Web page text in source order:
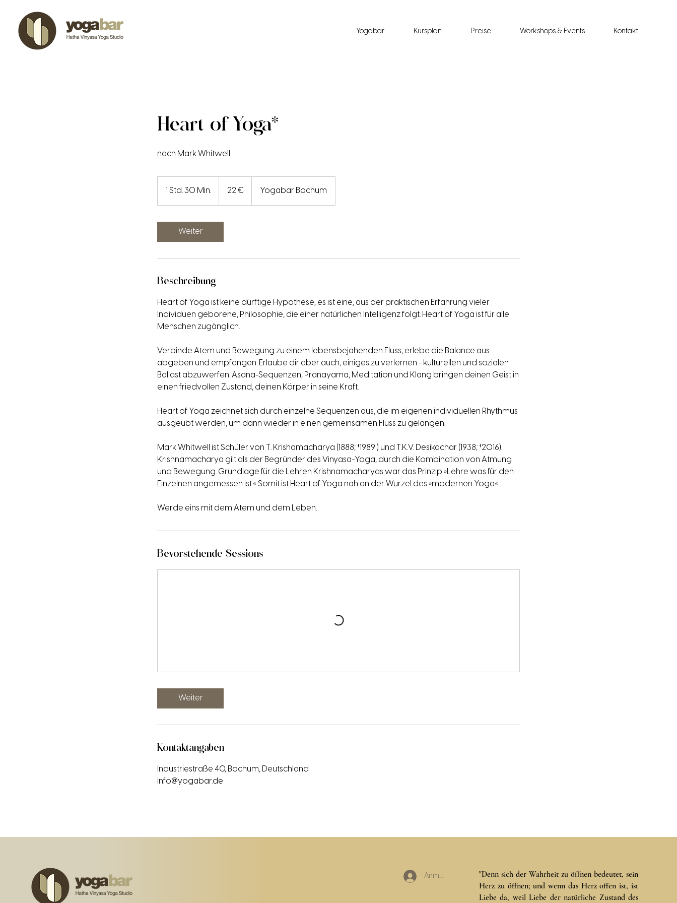
Yogabar Kursplan Preise Workshops & Events Kontakt
Heart of Yoga*
nach Mark Whitwell
1 Std. 30 Min.
n
.
22 € Yogabar Bochum
Weiter
Beschreibung
Heart of Yoga ist keine dürftige Hypothese, es ist eine, aus der praktischen Erfahrung vieler
Individuen geborene, Philosophie, die einer natürlichen Intelligenz folgt. Heart of Yoga ist für alle
Menschen zugänglich.
Verbinde Atem und Bewegung zu einem lebensbejahenden Fluss, erlebe die Balance aus
abgeben und empfangen. Erlaube dir aber auch, einiges zu verlernen - kulturellen und sozialen
Ballast abzuwerfen. Asana-Sequenzen, Pranayama, Meditation und Klang bringen deinen Geist in
einen friedvollen Zustand, deinen Körper in seine Kraft.
Heart of Yoga zeichnet sich durch einzelne Sequenzen aus, die im eigenen individuellen Rhythmus
ausgeübt werden, um dann wieder in einen gemeinsamen Fluss zu gelangen.
Mark Whitwell ist Schüler von T. Krishamacharya (1888; †1989 ) und T.K.V. Desikachar (1938; †2016).
Krishnamacharya gilt als der Begründer des Vinyasa-Yoga, durch die Kombination von Atmung
und Bewegung. Grundlage für die Lehren Krishnamacharyas war das Prinzip »Lehre was für den
Einzelnen angemessen ist.« Somit ist Heart of Yoga nah an der Wurzel des »modernen Yoga«.
Werde eins mit dem Atem und dem Leben.
Bevorstehende Sessions
Weiter
Kontaktangaben
Industriestraße 40, Bochum, Deutschland
info@yogabar.de
Anmelden
"Denn sich der Wahrheit zu öffnen bedeutet, sein
Herz zu öffnen; und wenn das Herz offen ist, ist
Liebe da, weil Liebe der natürliche Zustand des